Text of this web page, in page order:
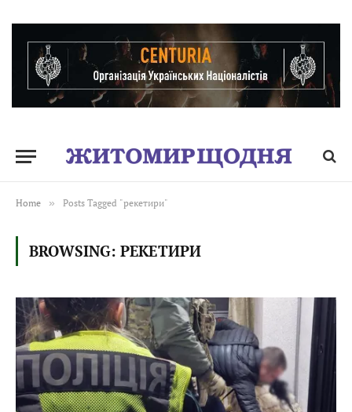
Home » Posts Tagged "рекетири"
BROWSING: РЕКЕТИРИ